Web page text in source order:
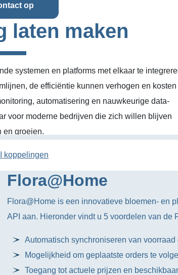
op
laten maken
systemen en platforms met elkaar te
de efficiëntie kunnen verhogen en kosten
automatisering en nauwkeurige data-
voor moderne bedrijven die zich willen blijven
en groeien.
koppelingen
Flora@Home
Flora@Home is een innovatieve bloemen- en
API aan. Hieronder vindt u 5 voordelen van de
Automatisch synchroniseren van voorraad
Mogelijkheid om geplaatste orders te
Toegang tot actuele prijzen en